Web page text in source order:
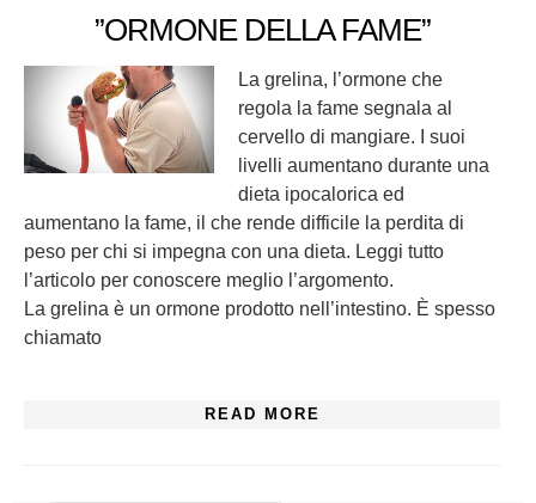
”ORMONE DELLA FAME”
La grelina, l’ormone che
regola la fame segnala al
cervello di mangiare. I suoi
livelli aumentano durante una
dieta ipocalorica ed
aumentano la fame, il che rende difficile la perdita di
peso per chi si impegna con una dieta. Leggi tutto
l’articolo per conoscere meglio l’argomento.
La grelina è un ormone prodotto nell’intestino. È spesso
chiamato
READ MORE